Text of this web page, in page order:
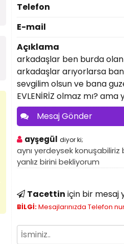
Telefon
E-mail
Açıklama
arkadaşlar ben burda
arkadaşlar arıyorlarsa
sevgilim olsun ve bana
EVLENİRİZ olmaz mı?
Mesaj Gönder
ayşegül diyor ki;
aynı yerdeysek konuşabiliriz
yanlız birini bekliyorum
Tacettin için bir mesaj
BİLGİ:Mesajlarınızda Telefon